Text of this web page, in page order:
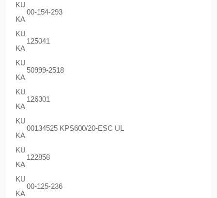
KU
KA
00-154-293
KU
KA
125041
KU
KA
50999-2518
KU
KA
126301
KU
KA
00134525 KPS600/20-ESC UL
KU
KA
122858
KU
KA
00-125-236